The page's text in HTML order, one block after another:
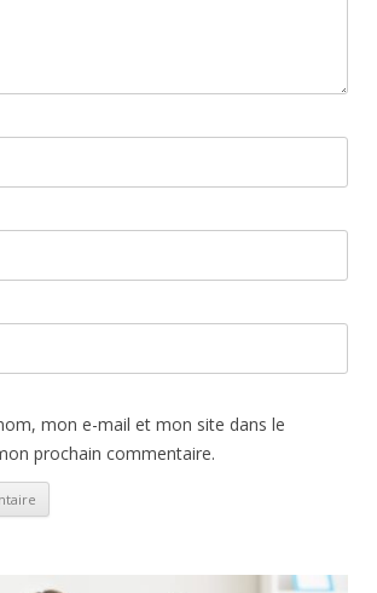
mon e-mail et mon site dans le
prochain commentaire.